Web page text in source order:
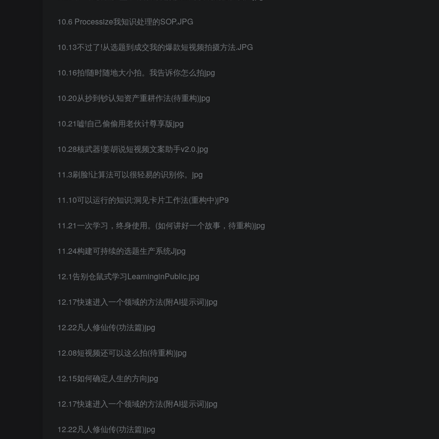
10.6 Processize我知识处理的SOP.JPG
10.13不过了!从选题到成交我的爆款短视频拍摄方法.JPG
10.16拍!随时随地大小拍。我告诉你怎么拍jpg
10.20从抄到钞认知资产重耕作法(待重构)jpg
10.21嘘!自己偷偷用老伙计尊享版jpg
10.28核武器!姜胡说短视频文案助手v2.0.jpg
11.3刷脸!让算法可以很轻易的识别你。jpg
11.10可以运行的知识:洞见卡片工作法(重构中)jP9
11.21一次学习，终身使用。(如何讲好一个故事，待重构)jpg
11.24构建可持续的选题生产系统Jjpg
12.1告别仓鼠式学习LearninginPublic.jpg
12.17快速进入一个领域的方法(附AI提示词)jpg
12.22凡人修仙传(功法篇)jpg
12.08短视频还可以这么拍(待重构)jpg
12.15如何确定人生的方向jpg
12.17快速进入一个领域的方法(附AI提示词)jpg
12.22凡人修仙传(功法篇)jpg